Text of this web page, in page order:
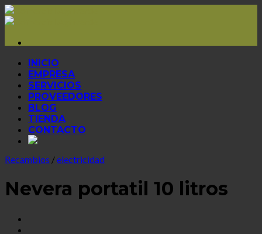
Skip
to
INICIO
EMPRESA
SERVICIOS
PROVEEDORES
BLOG
TIENDA
CONTACTO
Recambios /electricidad
Nevera portatil 10 litros